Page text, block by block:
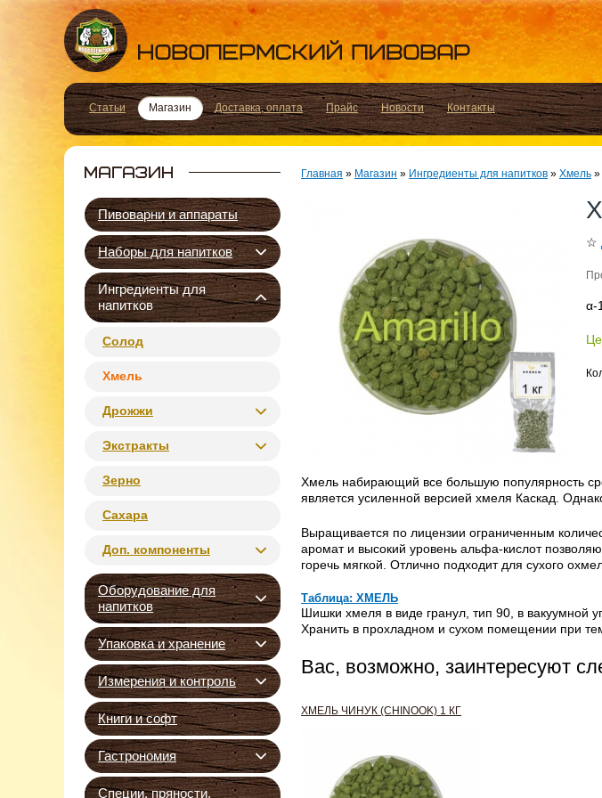
Статьи Магазин Доставка, оплата Прайс Новости Контакты
Пивоварни и аппараты
Наборы для напитков
Ингредиенты для
напитков
Солод
Хмель
Дрожжи
Экстракты
Зерно
Сахара
Доп. компоненты
Оборудование для
напитков
Упаковка и хранение
Измерения и контроль
Книги и софт
Гастрономия
Специи, пряности,
Главная » Магазин » Ингредиенты для напитков » Хмель »
☆
α-
Хмель набирающий все большую популярность
является усиленной версией хмеля Каскад.
Выращивается по лицензии ограниченным
аромат и высокий уровень альфа-кислот
горечь мягкой. Отлично подходит для сухого
Таблица: ХМЕЛЬ
Шишки хмеля в виде гранул, тип 90, в вакуумной
Хранить в прохладном и сухом помещении при
Вас, возможно, заинтересуют
ХМЕЛЬ ЧИНУК (CHINOOK) 1 КГ